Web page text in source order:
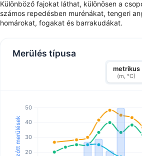
Különböző fajokat láthat, különösen a
számos repedésben murénákat, tengeri
homárokat, fogakat és barrakudákat.
Merülés típusa
metrikus
(m, °C)